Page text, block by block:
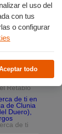
el uso del
con tus
o configurar
todo
Retablo
de ti